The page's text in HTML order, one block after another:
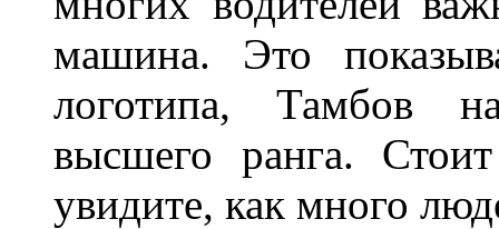
машина. Это
логотипа, Тамбов
высшего ранга.
увидите, как много